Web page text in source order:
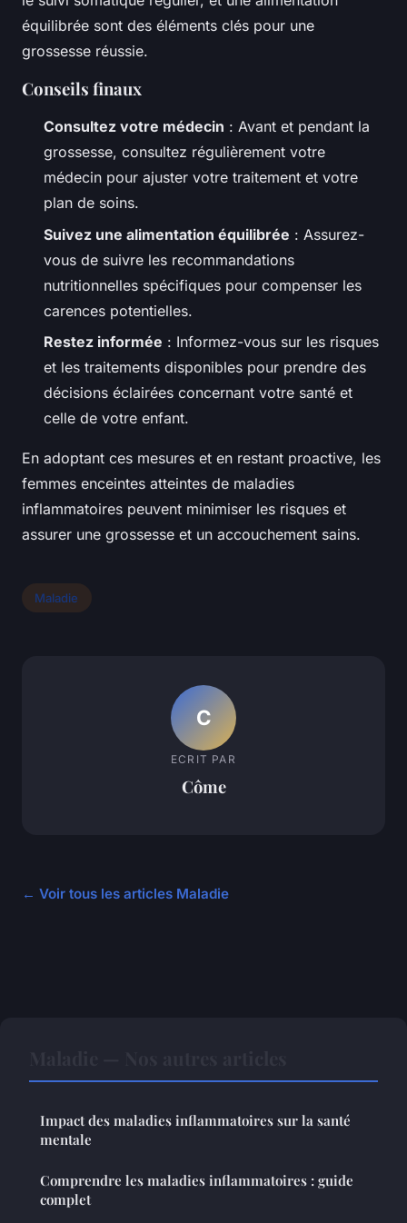
équilibrée sont des éléments clés pour une
grossesse réussie.
Conseils finaux
Consultez votre médecin : Avant et pendant la
grossesse, consultez régulièrement votre
médecin pour ajuster votre traitement et votre
plan de soins.
Suivez une alimentation équilibrée : Assurez-
vous de suivre les recommandations
nutritionnelles spécifiques pour compenser les
carences potentielles.
Restez informée : Informez-vous sur les risques
et les traitements disponibles pour prendre des
décisions éclairées concernant votre santé et
celle de votre enfant.
En adoptant ces mesures et en restant proactive, les
femmes enceintes atteintes de maladies
inflammatoires peuvent minimiser les risques et
assurer une grossesse et un accouchement sains.
Maladie
C
ECRIT PAR
Côme
← Voir tous les articles Maladie
Impact des maladies inflammatoires sur la santé
mentale
Comprendre les maladies inflammatoires : guide
complet